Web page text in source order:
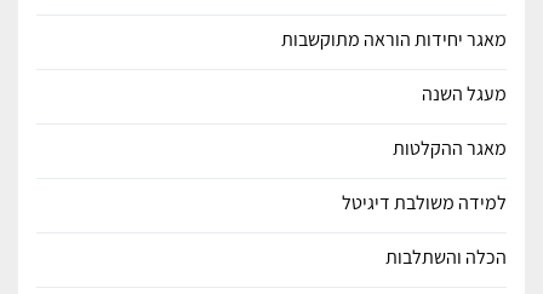
מאגר יחידות הוראה מתוקשבות
מעגל השנה
מאגר ההקלטות
למידה משולבת דיגיטל
הכלה והשתלבות